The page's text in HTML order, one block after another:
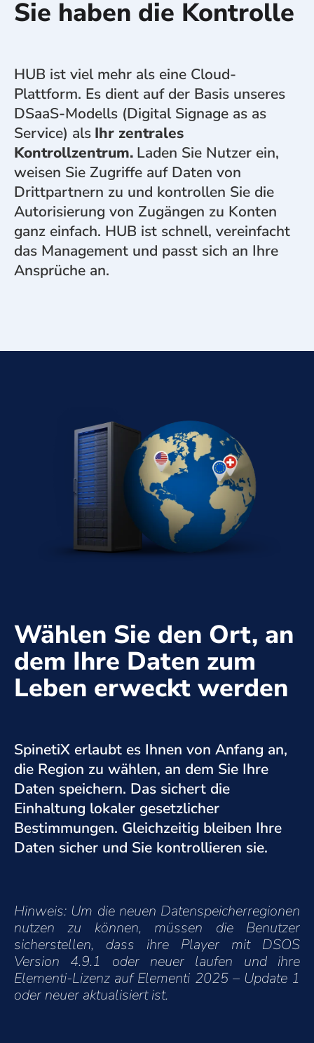
Sie haben die Kontrolle
HUB ist viel mehr als eine Cloud-
Plattform. Es dient auf der Basis unseres
DSaaS-Modells (Digital Signage as as
Service) als Ihr zentrales
Kontrollzentrum. Laden Sie Nutzer ein,
weisen Sie Zugriffe auf Daten von
Drittpartnern zu und kontrollen Sie die
Autorisierung von Zugängen zu Konten
ganz einfach. HUB ist schnell, vereinfacht
das Management und passt sich an Ihre
Ansprüche an.
Wählen Sie den Ort, an
dem Ihre Daten zum
Leben erweckt werden
SpinetiX erlaubt es Ihnen von Anfang an,
die Region zu wählen, an dem Sie Ihre
Daten speichern. Das sichert die
Einhaltung lokaler gesetzlicher
Bestimmungen. Gleichzeitig bleiben Ihre
Daten sicher und Sie kontrollieren sie.
Hinweis: Um die neuen Datenspeicherregionen
nutzen zu können, müssen die Benutzer
sicherstellen, dass ihre Player mit DSOS
Version 4.9.1 oder neuer laufen und ihre
Elementi-Lizenz auf Elementi 2025 – Update 1
oder neuer aktualisiert ist.